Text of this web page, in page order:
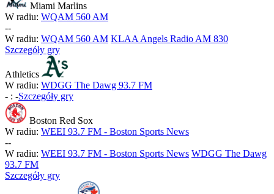
Miami Marlins
W radiu: WQAM 560 AM
--
W radiu: WQAM 560 AM KLAA Angels Radio AM 830
Szczegóły gry
Athletics
W radiu: WDGG The Dawg 93.7 FM
- : -Szczegóły gry
Boston Red Sox
W radiu: WEEI 93.7 FM - Boston Sports News
--
W radiu: WEEI 93.7 FM - Boston Sports News WDGG The Dawg
93.7 FM
Szczegóły gry